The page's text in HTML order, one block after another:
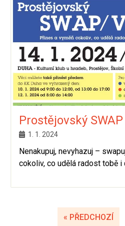
Prostějovský
1. 1. 2024
Nenakupuj, nevyhazuj –
cokoliv, co udělá radost tobě i
« PŘEDCHOZÍ